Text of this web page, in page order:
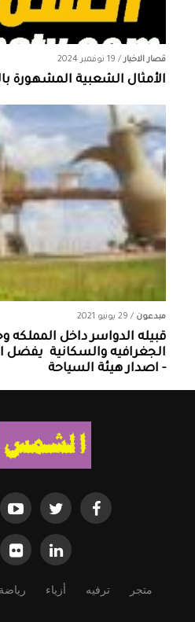
قصار الاخبار/ 19 نوفمبر 2024
الأمثال الشعبية المشهورة
مبدعون / 29 يونيو 2021
قبيله الدواسر داخل المملكه
الجغرافيه والسكانية ‏ يفضل
- اصدار هيئة السياحة
متجر ترفيه أزياء رياضة